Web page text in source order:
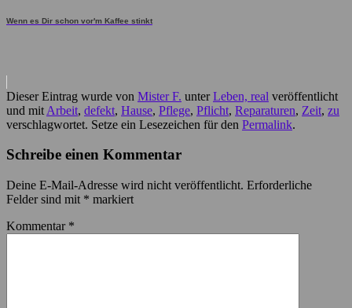
Wenn es Dir schon vor'm Kaffee stinkt
Dieser Eintrag wurde von Mister F. unterLeben, real veröffentlicht
und mit Arbeit, defekt, Hause, Pflege, Pflicht, Reparaturen, Zeit, zu
verschlagwortet. Setze ein Lesezeichen für den Permalink.
Schreibe einen Kommentar
Deine E-Mail-Adresse wird nicht veröffentlicht. Erforderliche
Felder sind mit * markiert
Kommentar *